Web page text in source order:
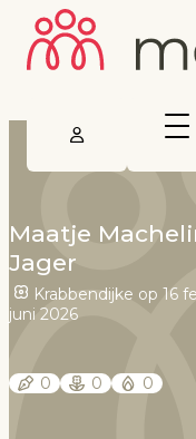
Maatje
Jager
Krabbendijke op 16
juni 2026
0 0 0